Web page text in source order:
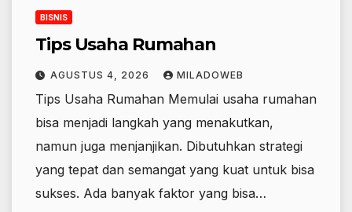
BISNIS
Tips Usaha Rumahan
AGUSTUS 4, 2026 MILADOWEB
Tips Usaha Rumahan Memulai usaha rumahan
bisa menjadi langkah yang menakutkan,
namun juga menjanjikan. Dibutuhkan strategi
yang tepat dan semangat yang kuat untuk bisa
sukses. Ada banyak faktor yang bisa…